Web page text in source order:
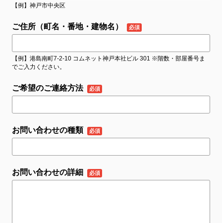
【例】神戸市中央区
ご住所（町名・番地・建物名）
【例】港島南町7-2-10 コムネット神戸本社ビル 301 ※階数・部屋番号ま
でご入力ください。
ご希望のご連絡方法
お問い合わせの種類
お問い合わせの詳細